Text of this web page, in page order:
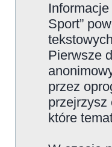
Sport”
Pierwsze
przez
przejrzysz
które